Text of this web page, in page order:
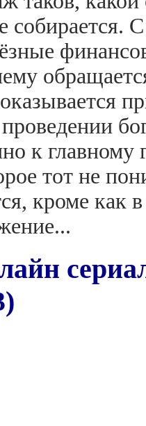
собирается.
к главному
тот не
кроме как